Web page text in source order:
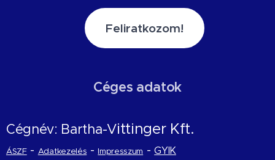
Feliratkozom!
Céges adatok
Cégnév: Bartha-Vittinger Kft.
ÁSZF- Adatkezelés -Impresszum -GYIK